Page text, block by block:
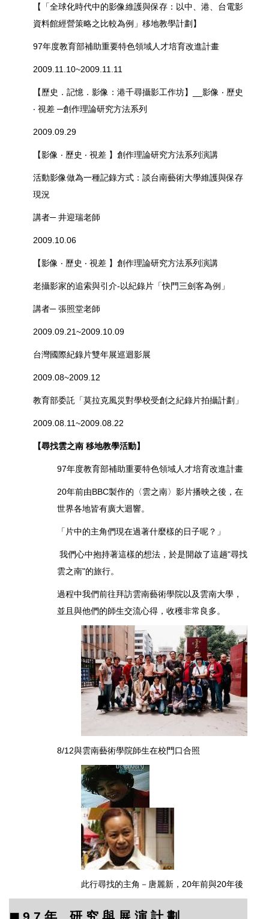
【「全球化時代中的影像維護與保存：以中、港、台電影
資料館經營策略之比較為例」移地教學計劃】
97年度教育部補助重要特色領域人才培育改進計畫
2009.11.10~2009.11.11
【歷史．記憶．影像：港千尋攝影工作坊】
__影像 ‧ 歷史
‧ 視差 ─創作理論研究方法系列
2009.09.29
【影像 ‧ 歷史 ‧ 視差 】創作理論研究方法系列演講
活動影像做為一種記錄方式：談台南藝術大學維護與保存
現況
講者─ 井迎瑞老師
2009.10.06
【影像 ‧ 歷史 ‧ 視差 】創作理論研究方法系列演講
老攝影家的追索與引介-以紀錄片「快門三劍客為例」
講者─ 張照堂老師
2009.09.21~2009.10.09
台灣國際紀錄片雙年展巡迴影展
2009.08~2009.12
教育部委託「莫拉克風災對學校受創之紀錄片拍攝計劃」
2009.08.11~2009.08.22
【尋找雲之南 移地教學活動】
97年度教育部補助重要特色領域人才培育改進計畫
20年前由BBC製作的〈雲之南〉影片播映之後，在
世界各地皆有廣大迴響。
「片中的主角們現在過著什麼樣的日子呢？」
我們心中抱持著這樣的想法，於是開啟了這趟"尋找
雲之南"的旅行。
過程中我們前往拜訪雲南藝術學院以及雲南大學，
並且與他們的師生交流心得，收穫非常良多。
8/12與雲南藝術學院師生在校門口合照
此行尋找的主角－唐麗新，20年前與20年後